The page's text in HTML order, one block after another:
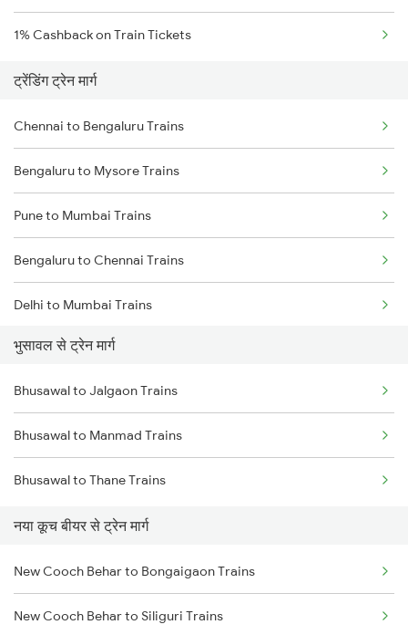
1% Cashback on Train Tickets
ट्रेंडिंग ट्रेन मार्ग
Chennai to Bengaluru Trains
Bengaluru to Mysore Trains
Pune to Mumbai Trains
Bengaluru to Chennai Trains
Delhi to Mumbai Trains
Mumbai to Pune Trains
Delhi to Jammu Trains
Mumbai to Delhi Trains
Mumbai to Goa Trains
Chennai to Coimbatore Trains
भुसावल से ट्रेन मार्ग
Bhusawal to Jalgaon Trains
Bhusawal to Manmad Trains
Bhusawal to Thane Trains
नया कूच बीयर से ट्रेन मार्ग
New Cooch Behar to Bongaigaon Trains
New Cooch Behar to Siliguri Trains